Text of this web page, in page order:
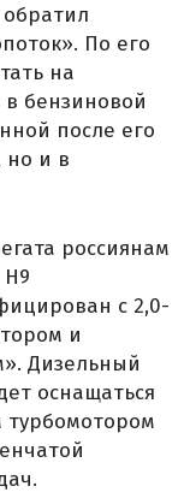
По его
на
бензиновой
после его
но и в
россиянам
с 2,0-
и
Дизельный
оснащаться